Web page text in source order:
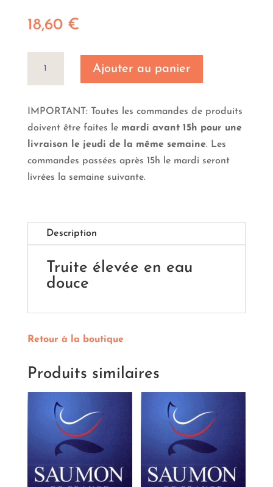
18,60 €
tranches
de
truite
fumée
Ajouter au panier
IMPORTANT: Toutes les commandes de produits
doivent être faites lemardi avant 15h pour une
livraison le jeudi de la même semaine. Les
commandes passées après 15h le mardi seront
livrées la semaine suivante.
Description
Truite élevée en eau
douce
Retour à la boutique
Produits similaires